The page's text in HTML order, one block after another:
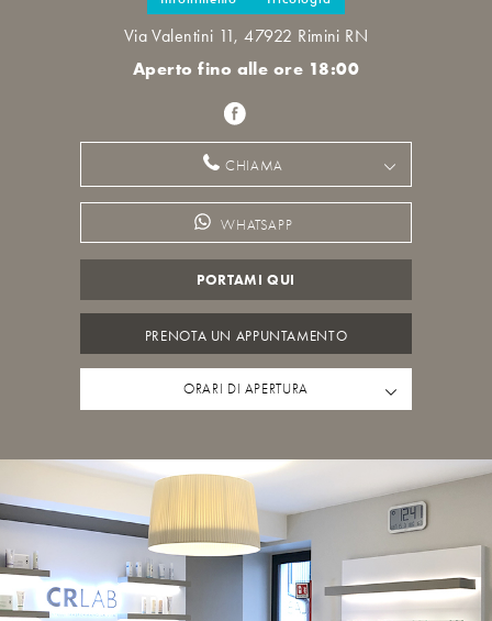
Via Valentini 11, 47922 Rimini RN
Aperto fino alle ore 18:00
CHIAMA
WHATSAPP
PORTAMI QUI
PRENOTA UN APPUNTAMENTO
ORARI DI APERTURA